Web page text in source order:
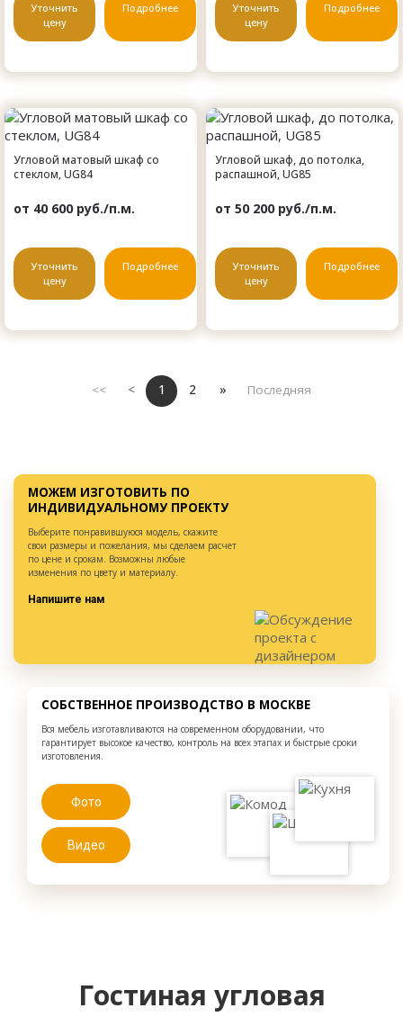
Уточнить
цену
Подробнее
Уточнить
цену
Подробнее
Угловой матовый шкаф со
стеклом, UG84
от 40 600 руб./п.м.
Уточнить
цену
Подробнее
Угловой шкаф, до потолка,
распашной, UG85
от 50 200 руб./п.м.
Уточнить
цену
Подробнее
<< < 1 2 » Последняя
МОЖЕМ ИЗГОТОВИТЬ ПО
ИНДИВИДУАЛЬНОМУ ПРОЕКТУ
Выберите понравившуюся модель, скажите
свои размеры и пожелания, мы сделаем расчет
по цене и срокам. Возможны любые
изменения по цвету и материалу.
Напишите нам
СОБСТВЕННОЕ ПРОИЗВОДСТВО В МОСКВЕ
Вся мебель изготавливаются на современном оборудовании, что
гарантирует высокое качество, контроль на всех этапах и быстрые сроки
изготовления.
Фото
Видео
Гостиная угловая